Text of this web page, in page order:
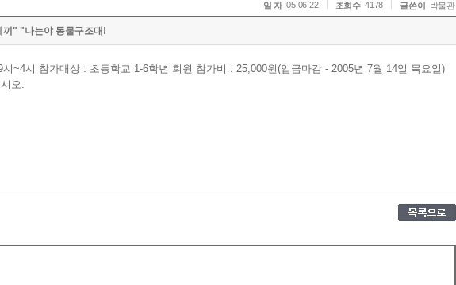
일 자 05.06.22 조회수 4178 글쓴이 박물관
끼" "나는야 동물구조대!
~4시 참가대상 : 초등학교 1-6학년 회원 참가비 : 25,000원(입금마감 - 2005년 7월 14일 목요일)
오.